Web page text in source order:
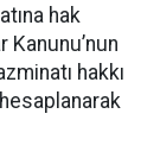
hak
Kanunu’nun
hakkı